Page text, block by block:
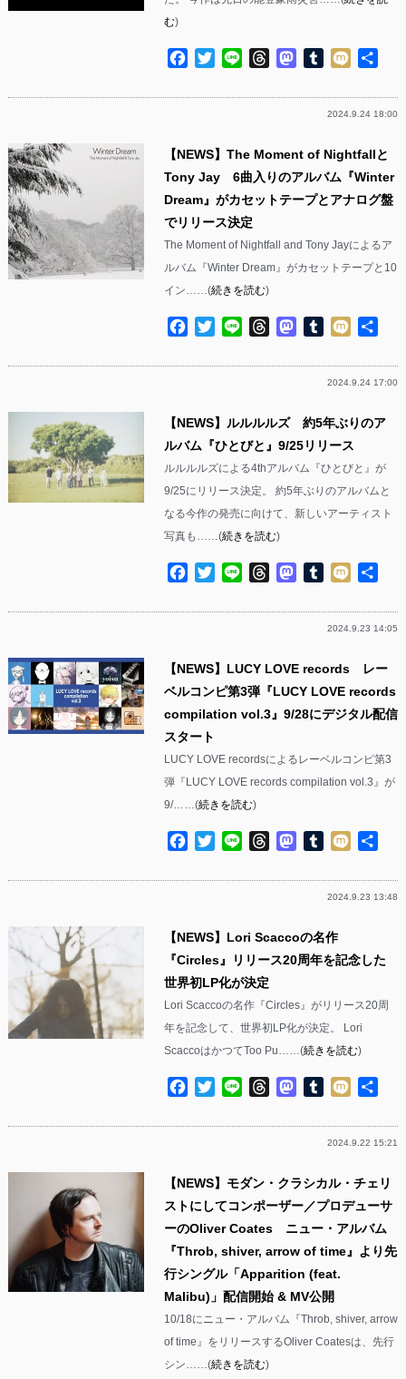
む)
Facebook
TwitterLine ThreadsMastodon
Tumblr
Mixi
2024.9.24 18:00
【NEWS】The Moment of Nightfallと
Tony Jay 6曲入りのアルバム『Winter
Dream』がカセットテープとアナログ盤
でリリース決定
The Moment of Nightfall and Tony Jayによるア
ルバム『Winter Dream』がカセットテープと10
イン……(続きを読む)
Facebook
TwitterLine ThreadsMastodon
Tumblr
Mixi
2024.9.24 17:00
【NEWS】ルルルルズ 約5年ぶりのア
ルバム『ひとびと』9/25リリース
ルルルルズによる4thアルバム『ひとびと』が
9/25にリリース決定。 約5年ぶりのアルバムと
なる今作の発売に向けて、新しいアーティスト
写真も……(続きを読む)
Facebook
TwitterLine ThreadsMastodon
Tumblr
Mixi
2024.9.23 14:05
【NEWS】LUCY LOVE records レー
ベルコンピ第3弾『LUCY LOVE records
compilation vol.3』9/28にデジタル配信
スタート
LUCY LOVE recordsによるレーベルコンピ第3
弾『LUCY LOVE records compilation vol.3』が
9/……(続きを読む)
Facebook
TwitterLine ThreadsMastodon
Tumblr
Mixi
2024.9.23 13:48
【NEWS】Lori Scaccoの名作
『Circles』リリース20周年を記念した
世界初LP化が決定
Lori Scaccoの名作『Circles』がリリース20周
年を記念して、世界初LP化が決定。 Lori
ScaccoはかつてToo Pu……(続きを読む)
Facebook
TwitterLine ThreadsMastodon
Tumblr
Mixi
2024.9.22 15:21
【NEWS】モダン・クラシカル・チェリ
ストにしてコンポーザー／プロデューサ
ーのOliver Coates ニュー・アルバム
『Throb, shiver, arrow of time』より先
行シングル「Apparition (feat.
Malibu)」配信開始 & MV公開
10/18にニュー・アルバム『Throb, shiver, arrow
of time』をリリースするOliver Coatesは、先行
シン……(続きを読む)